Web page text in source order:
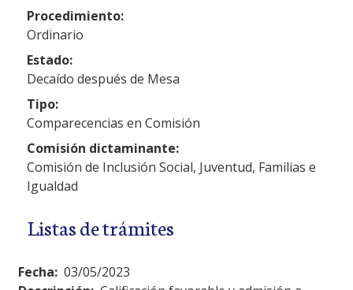
Procedimiento:
Ordinario
Estado:
Decaído después de Mesa
Tipo:
Comparecencias en Comisión
Comisión dictaminante:
Comisión de Inclusión Social, Juventud, Familias e
Igualdad
Listas de trámites
Fecha: 03/05/2023